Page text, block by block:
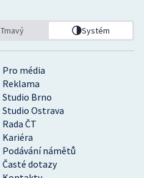
Pro média
Reklama
Studio Brno
Studio Ostrava
Rada ČT
Kariéra
Podávání námětů
Časté dotazy
Tmavý Systém